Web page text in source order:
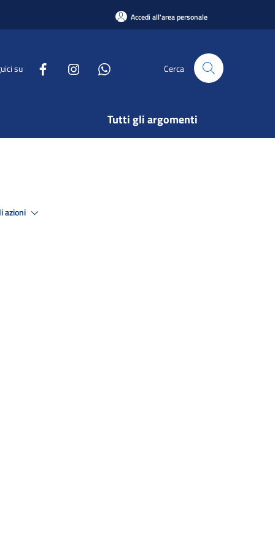
Accedi all'area personale
su Cerca
Tutti gli argomenti
azioni